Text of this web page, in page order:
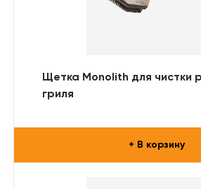
Щетка Monolith для чистки
гриля
+ В корзину